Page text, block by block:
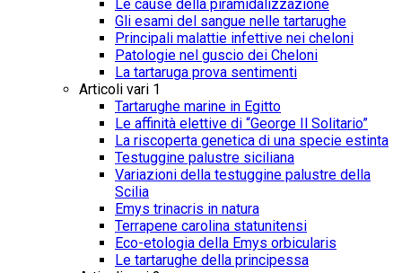
Le cause della piramidalizzazione
Gli esami del sangue nelle tartarughe
Principali malattie infettive nei cheloni
Patologie nel guscio dei Cheloni
La tartaruga prova sentimenti
Articoli vari 1
Tartarughe marine in Egitto
Le affinità elettive di “George Il Solitario”
La riscoperta genetica di una specie estinta
Testuggine palustre siciliana
Variazioni della testuggine palustre della
Scilia
Emys trinacris in natura
Terrapene carolina statunitensi
Eco-etologia della Emys orbicularis
Le tartarughe della principessa